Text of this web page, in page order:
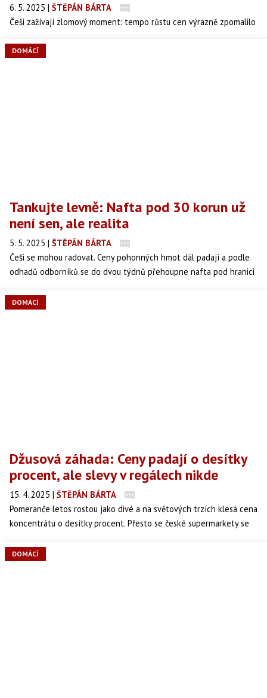
6. 5. 2025 | ŠTĚPÁN BÁRTA
Češi zažívají zlomový moment: tempo růstu cen výrazně zpomalilo
naposledy v roce 2018. Hlavní zásluhu na tom mají levnější
DOMÁCÍ
Tankujte levně: Nafta pod 30 korun už
není sen, ale realita
5. 5. 2025 | ŠTĚPÁN BÁRTA
Češi se mohou radovat. Ceny pohonných hmot dál padají a podle
odhadů odborníků se do dvou týdnů přehoupne nafta pod hranici
pod 30! Co za tím stojí a proč nemusí být slevám konec?
DOMÁCÍ
Džusová záhada: Ceny padají o desítky
procent, ale slevy v regálech nikde
15. 4. 2025 | ŠTĚPÁN BÁRTA
Pomeranče letos rostou jako divé a na světových trzích klesá cena
koncentrátu o desítky procent. Přesto se české supermarkety se
když surovina výrazně zlevnila?
DOMÁCÍ